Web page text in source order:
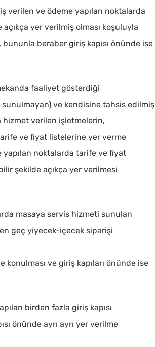
verilen ve ödeme yapılan noktalarda
yer verilmiş olması koşuluyla
beraber giriş kapısı önünde ise
faaliyet gösterdiği
ve kendisine tahsis edilmiş
hizmet verilen işletmelerin,
ve fiyat listelerine yer verme
noktalarda tarife ve fiyat
şekilde açıkça yer verilmesi
masaya servis hizmeti sunulan
geç yiyecek-içecek siparişi
ve giriş kapıları önünde ise
birden fazla giriş kapısı
önünde ayrı ayrı yer verilme